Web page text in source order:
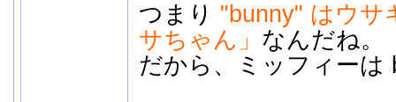
つまり "bunny" はウサ
サちゃん」 なんだね。
だから、ミッフィーは